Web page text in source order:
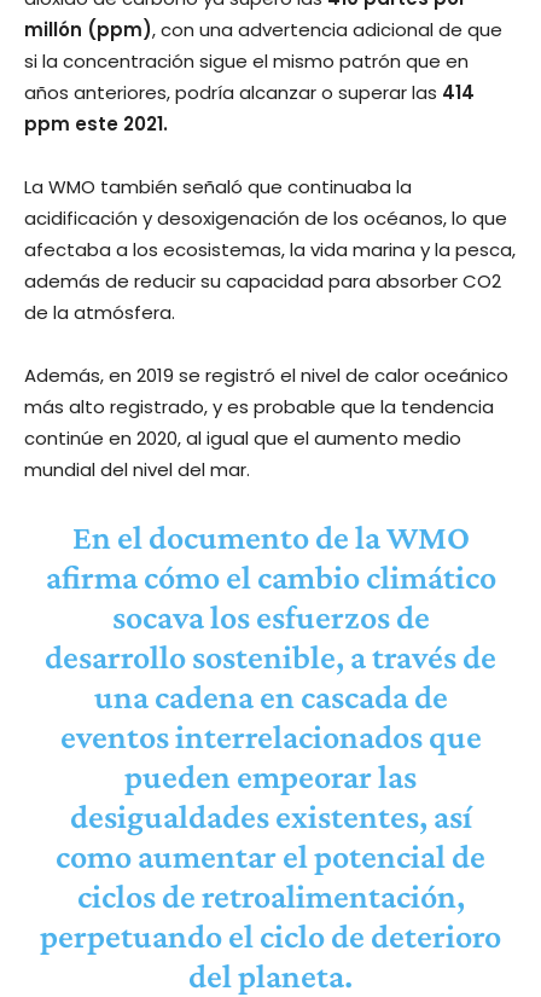
millón (ppm), con una advertencia adicional de que
si la concentración sigue el mismo patrón que en
años anteriores, podría alcanzar o superar las 414
ppm este 2021.
La WMO también señaló que continuaba la
acidificación y desoxigenación de los océanos, lo que
afectaba a los ecosistemas, la vida marina y la pesca,
además de reducir su capacidad para absorber CO2
de la atmósfera.
Además, en 2019 se registró el nivel de calor oceánico
más alto registrado, y es probable que la tendencia
continúe en 2020, al igual que el aumento medio
mundial del nivel del mar.
En el documento de la WMO
afirma cómo el cambio climático
socava los esfuerzos de
desarrollo sostenible, a través de
una cadena en cascada de
eventos interrelacionados que
pueden empeorar las
desigualdades existentes, así
como aumentar el potencial de
ciclos de retroalimentación,
perpetuando el ciclo de deterioro
del planeta.